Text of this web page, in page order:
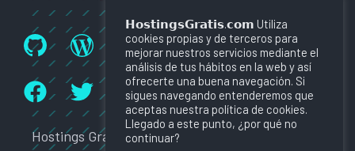
Hostings Gratis ©2022
Política de Cookies
𝗛𝗼𝘀𝘁𝗶𝗻𝗴𝘀𝗚𝗿𝗮𝘁𝗶𝘀.𝗰𝗼𝗺 Utiliza
cookies propias y de terceros para
mejorar nuestros servicios mediante el
análisis de tus hábitos en la web y así
ofrecerte una buena navegación. Si
sigues navegando entenderemos que
aceptas nuestra política de cookies.
Llegado a este punto, ¿por qué no
continuar?